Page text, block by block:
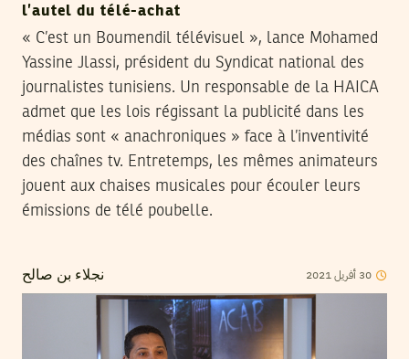
l’autel du télé-achat
« C’est un Boumendil télévisuel », lance Mohamed
Yassine Jlassi, président du Syndicat national des
journalistes tunisiens. Un responsable de la HAICA
admet que les lois régissant la publicité dans les
médias sont « anachroniques » face à l’inventivité
des chaînes tv. Entretemps, les mêmes animateurs
jouent aux chaises musicales pour écouler leurs
émissions de télé poubelle.
نجلاء بن صالح 30 أفريل2021